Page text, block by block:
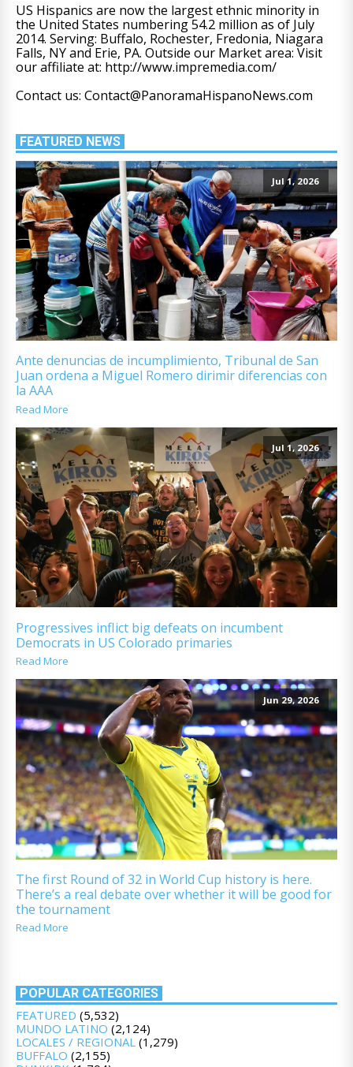
US Hispanics are now the largest ethnic minority in
the United States numbering 54.2 million as of July
2014. Serving: Buffalo, Rochester, Fredonia, Niagara
Falls, NY and Erie, PA. Outside our Market area: Visit
our affiliate at: http://www.impremedia.com/
Contact us: Contact@PanoramaHispanoNews.com
FEATURED NEWS
Jul 1, 2026
Ante denuncias de incumplimiento, Tribunal de San
Juan ordena a Miguel Romero dirimir diferencias con
la AAA
Read More
Jul 1, 2026
Progressives inflict big defeats on incumbent
Democrats in US Colorado primaries
Read More
Jun 29, 2026
The first Round of 32 in World Cup history is here.
There’s a real debate over whether it will be good for
the tournament
Read More
POPULAR CATEGORIES
FEATURED (5,532)
MUNDO LATINO (2,124)
LOCALES / REGIONAL (1,279)
BUFFALO (2,155)